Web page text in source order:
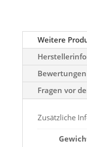
Weitere
Fragen vor
Zusätzliche